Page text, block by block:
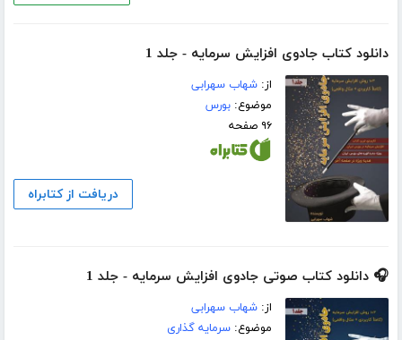
دانلود کتاب جادوی افزایش سرمایه - جلد 1
از:شهاب سهرابی
موضوع:بورس
۹۶ صفحه
دریافت از کتابراه
🎧 دانلود کتاب صوتی جادوی افزایش سرمایه - جلد 1
از:شهاب سهرابی
موضوع:سرمایه گذاری